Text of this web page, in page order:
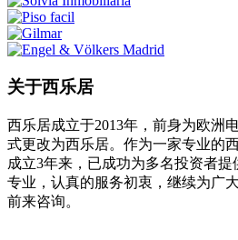
关于西乐居
西乐居成立于2013年，前身为欧洲
式更改为西乐居。作为一家专业的
成立3年来，已成功为多名投资者
专业，认真的服务初衷，继续为广
前来咨询。